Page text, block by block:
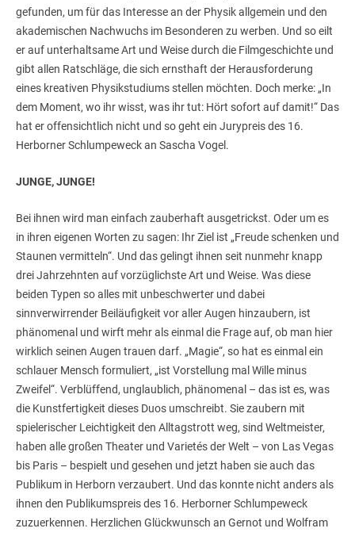
gefunden, um für das Interesse an der Physik allgemein und den
akademischen Nachwuchs im Besonderen zu werben. Und so eilt
er auf unterhaltsame Art und Weise durch die Filmgeschichte und
gibt allen Ratschläge, die sich ernsthaft der Herausforderung
eines kreativen Physikstudiums stellen möchten. Doch merke: „In
dem Moment, wo ihr wisst, was ihr tut: Hört sofort auf damit!“ Das
hat er offensichtlich nicht und so geht ein Jurypreis des 16.
Herborner Schlumpeweck an Sascha Vogel.
JUNGE, JUNGE!
Bei ihnen wird man einfach zauberhaft ausgetrickst. Oder um es
in ihren eigenen Worten zu sagen: Ihr Ziel ist „Freude schenken und
Staunen vermitteln“. Und das gelingt ihnen seit nunmehr knapp
drei Jahrzehnten auf vorzüglichste Art und Weise. Was diese
beiden Typen so alles mit unbeschwerter und dabei
sinnverwirrender Beiläufigkeit vor aller Augen hinzaubern, ist
phänomenal und wirft mehr als einmal die Frage auf, ob man hier
wirklich seinen Augen trauen darf. „Magie“, so hat es einmal ein
schlauer Mensch formuliert, „ist Vorstellung mal Wille minus
Zweifel“. Verblüffend, unglaublich, phänomenal – das ist es, was
die Kunstfertigkeit dieses Duos umschreibt. Sie zaubern mit
spielerischer Leichtigkeit den Alltagstrott weg, sind Weltmeister,
haben alle großen Theater und Varietés der Welt – von Las Vegas
bis Paris – bespielt und gesehen und jetzt haben sie auch das
Publikum in Herborn verzaubert. Und das konnte nicht anders als
ihnen den Publikumspreis des 16. Herborner Schlumpeweck
zuzuerkennen. Herzlichen Glückwunsch an Gernot und Wolfram